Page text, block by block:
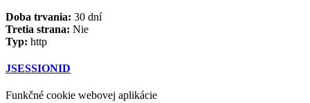
Doba trvania: 30 dní
Tretia strana: Nie
Typ: http
JSESSIONID
Funkčné cookie webovej aplikácie